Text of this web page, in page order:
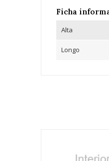
Ficha
Alta
Longo